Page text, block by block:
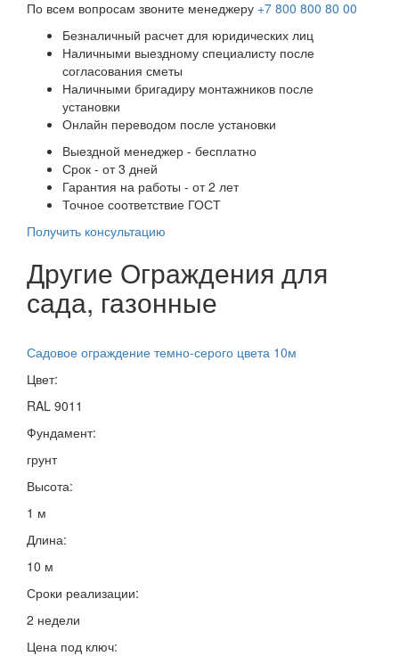
По всем вопросам звоните менеджеру +7 800 800 80 00
Безналичный расчет для юридических лиц
Наличными выездному специалисту после
согласования сметы
Наличными бригадиру монтажников после
установки
Онлайн переводом после установки
Выездной менеджер - бесплатно
Срок - от 3 дней
Гарантия на работы - от 2 лет
Точное соответствие ГОСТ
Получить консультацию
Другие Ограждения для
сада, газонные
Садовое ограждение темно-серого цвета 10м
Цвет:
RAL 9011
Фундамент:
грунт
Высота:
1 м
Длина:
10 м
Сроки реализации:
2 недели
Цена под ключ: